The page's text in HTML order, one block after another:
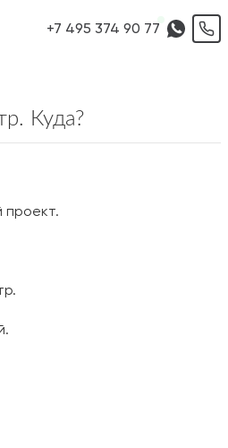
+7 495 374 90 77
Куда?